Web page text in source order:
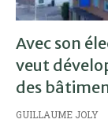
Avec son
veut
des
GUILLAUME JOLY